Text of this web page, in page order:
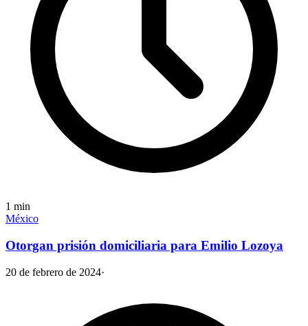
1 min
México
Otorgan prisión domiciliaria para Emilio Lozoya
20 de febrero de 2024·